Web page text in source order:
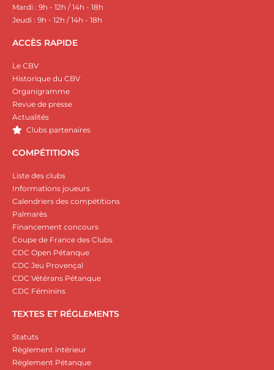
Mardi : 9h - 12h / 14h - 18h
Jeudi : 9h - 12h / 14h - 18h
ACCÈS RAPIDE
Le CBV
Historique du CBV
Organigramme
Revue de presse
Actualités
Clubs partenaires
COMPÉTITIONS
Liste des clubs
Informations joueurs
Calendriers des compétitions
Palmarès
Financement concours
Coupe de France des Clubs
CDC Open Pétanque
CDC Jeu Provençal
CDC Vétérans Pétanque
CDC Féminins
TEXTES ET RÉGLEMENTS
Statuts
Règlement intérieur
Règlement Pétanque